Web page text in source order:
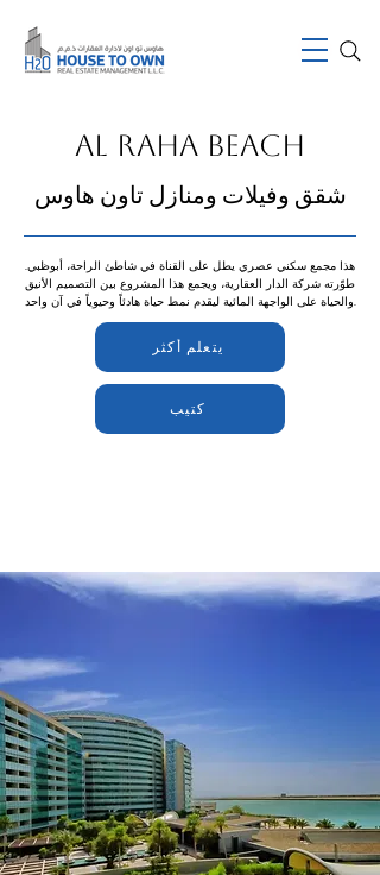
AL RAHA BEACH
شقق وفيلات ومنازل تاون هاوس
هذا مجمع سكني عصري يطل على القناة في شاطئ الراحة، أبوظبي.
طوّرته شركة الدار العقارية، ويجمع هذا المشروع بين التصميم الأنيق
يتعلم أكثر
كتيب